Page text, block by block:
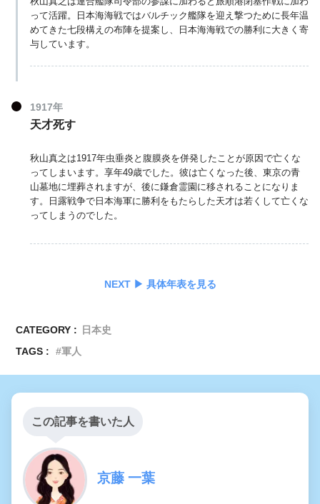
って活躍。日本海海戦ではバルチック艦隊を迎え撃つために長年温
めてきた七段構えの布陣を提案し、日本海海戦での勝利に大きく寄
与しています。
1917年
天才死す
秋山真之は1917年虫垂炎と腹膜炎を併発したことが原因で亡くな
ってしまいます。享年49歳でした。彼は亡くなった後、東京の青
山墓地に埋葬されますが、後に鎌倉霊園に移されることになりま
す。日露戦争で日本海軍に勝利をもたらした天才は若くして亡くな
ってしまうのでした。
NEXT ▶︎ 具体年表を見る
CATEGORY :
日本史
TAGS :
軍人
この記事を書いた人
京藤 一葉